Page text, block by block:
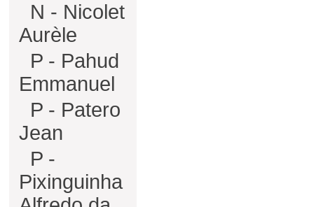
N - Nicolet
Aurèle
P - Pahud
Emmanuel
P - Patero
Jean
P -
Pixinguinha